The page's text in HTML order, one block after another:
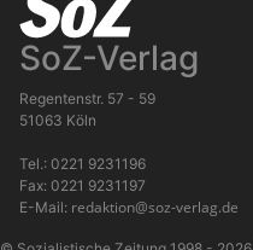
SoZ-Verlag
Regentenstr. 57 - 59
51063 Köln
Tel.: 0221 9231196
Fax: 0221 9231197
E-Mail: redaktion@soz-verlag.de